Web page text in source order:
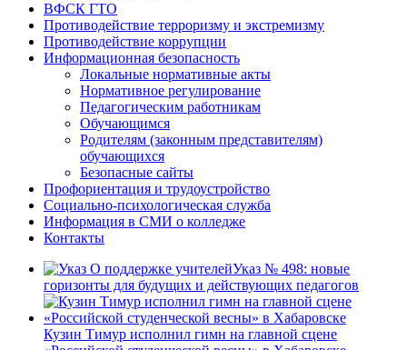
ВФСК ГТО
Противодействие терроризму и экстремизму
Противодействие коррупции
Информационная безопасность
Локальные нормативные акты
Нормативное регулирование
Педагогическим работникам
Обучающимся
Родителям (законным представителям)
обучающихся
Безопасные сайты
Профориентация и трудоустройство
Социально-психологическая служба
Информация в СМИ о колледже
Контакты
Указ № 498: новые
горизонты для будущих и действующих педагогов
Кузин Тимур исполнил гимн на главной сцене